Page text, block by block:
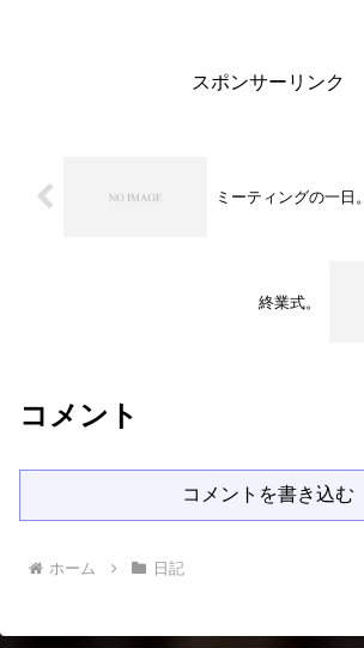
スポンサーリンク
ミーティングの一日。
終業式。
コメント
コメントを書き込む
ホーム 日記